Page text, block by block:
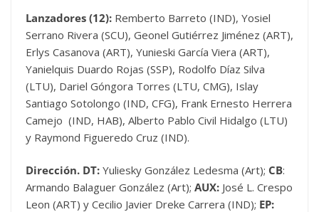
Lanzadores (12): Remberto Barreto (IND), Yosiel
Serrano Rivera (SCU), Geonel Gutiérrez Jiménez (ART),
Erlys Casanova (ART), Yunieski García Viera (ART),
Yanielquis Duardo Rojas (SSP), Rodolfo Díaz Silva
(LTU), Dariel Góngora Torres (LTU, CMG), Islay
Santiago Sotolongo (IND, CFG), Frank Ernesto Herrera
Camejo (IND, HAB), Alberto Pablo Civil Hidalgo (LTU)
y Raymond Figueredo Cruz (IND).
Dirección. DT: Yuliesky González Ledesma (Art); CB:
Armando Balaguer González (Art); AUX: José L. Crespo
Leon (ART) y Cecilio Javier Dreke Carrera (IND); EP: